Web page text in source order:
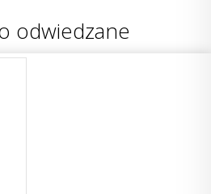
odwiedzane